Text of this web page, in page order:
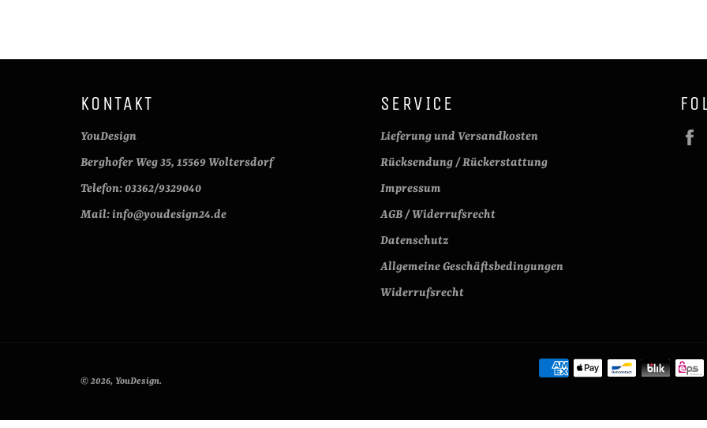
KONTAKT
YouDesign
Berghofer Weg 35, 15569 Woltersdorf
Telefon: 03362/9329040
Mail: info@youdesign24.de
SERVICE
Lieferung und Versandkosten
Rücksendung / Rückerstattung
Impressum
AGB / Widerrufsrecht
Datenschutz
Allgemeine Geschäftsbedingungen
Widerrufsrecht
© 2026, YouDesign.